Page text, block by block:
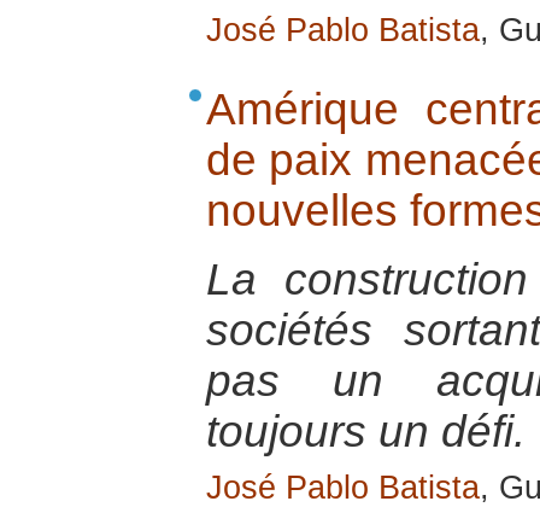
José Pablo Batista,
Amérique
de paix
nouvelles
La
sociétés
pas un
toujours un défi.
José Pablo Batista,